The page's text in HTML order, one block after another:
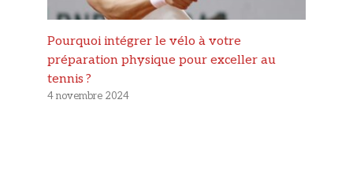
Pourquoi intégrer le vélo à votre
préparation physique pour exceller au
tennis ?
4 novembre 2024